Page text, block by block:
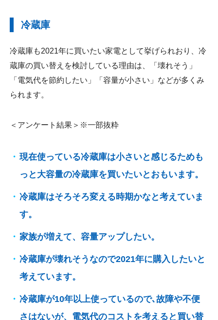
冷蔵庫
冷蔵庫も2021年に買いたい家電として挙げられおり、冷
蔵庫の買い替えを検討している理由は、「壊れそう」
「電気代を節約したい」「容量が小さい」などが多くみ
られます。
＜アンケート結果＞※一部抜粋
現在使っている冷蔵庫は小さいと感じるためも
っと大容量の冷蔵庫を買いたいとおもいます。
冷蔵庫はそろそろ変える時期かなと考えていま
す。
家族が増えて、容量アップしたい。
冷蔵庫が壊れそうなので2021年に購入したいと
考えています。
冷蔵庫が10年以上使っているので､故障や不便
さはないが、電気代のコストを考えると買い替